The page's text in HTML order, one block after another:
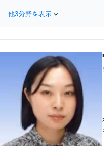
他3分野を表示